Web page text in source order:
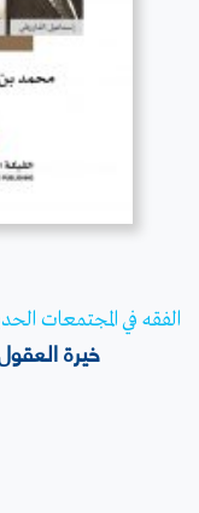
الفقه في المجتمعات
خيرة